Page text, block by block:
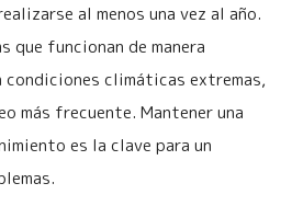
al menos una vez al año.
que funcionan de manera
condiciones climáticas extremas,
más frecuente. Mantener una
es la clave para un